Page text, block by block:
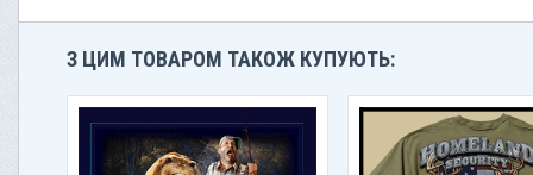
З ЦИМ ТОВАРОМ ТАКОЖ КУПУЮТЬ: